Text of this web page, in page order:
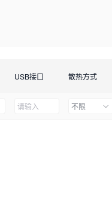
USB接口 散热方式
不限